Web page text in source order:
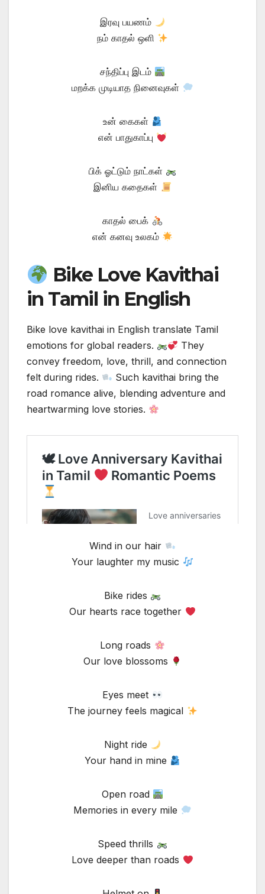
இரவு பயணம்
நம் காதல் ஒளி
சந்திப்பு இடம்
மறக்க முடியாத நினைவுகள்
உன் கைகள்
என் பாதுகாப்பு
பிக் ஓட்டும் நாட்கள்
இனிய கதைகள்
காதல் பைக்
என் கனவு உலகம்
Bike Love Kavithai
in Tamil in English
Bike love kavithai in English translate Tamil
emotions for global readers.
They
convey freedom, love, thrill, and connection
felt during rides.
Such kavithai bring the
road romance alive, blending adventure and
heartwarming love stories.
Wind in our hair
Your laughter my music
Bike rides
Our hearts race together
Long roads
Our love blossoms
Eyes meet
The journey feels magical
Night ride
Your hand in mine
Open road
Memories in every mile
Speed thrills
Love deeper than roads